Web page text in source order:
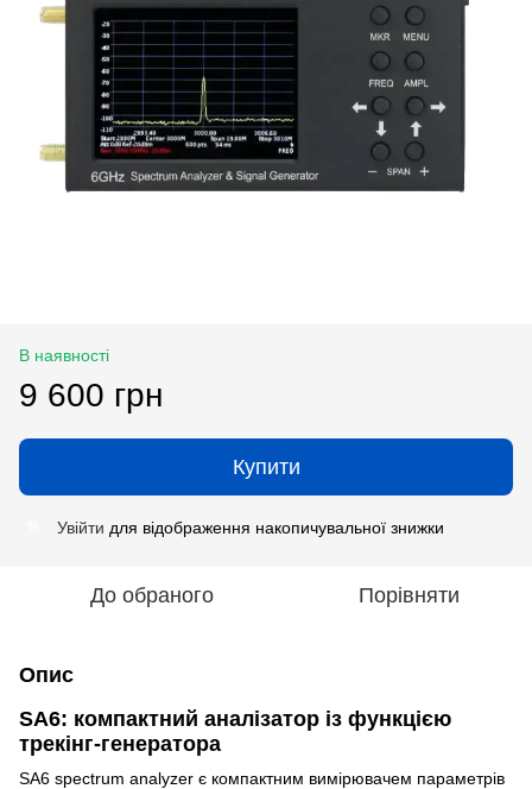
В наявності
9 600 грн
Купити
Увійти для відображення накопичувальної знижки
До обраного Порівняти
Опис
SA6: компактний аналізатор із функцією
трекінг-генератора
SA6 spectrum analyzer є компактним вимірювачем параметрів